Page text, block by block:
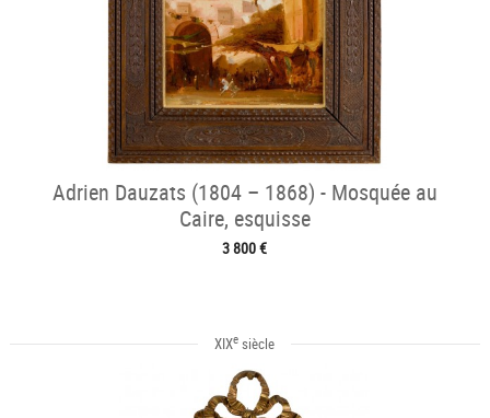
Adrien Dauzats (1804 – 1868) - Mosquée au
Caire, esquisse
3 800 €
XIXe siècle